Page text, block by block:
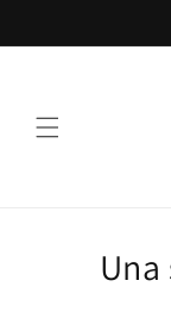
ai contenuti